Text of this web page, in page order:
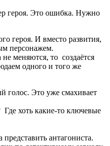
героя. Это ошибка. Нужно
героя. И вместо развития,
персонажем.
меняются, то создаётся
одного и того же
голос. Это уже смахивает
хоть какие-то ключевые
антагониста.